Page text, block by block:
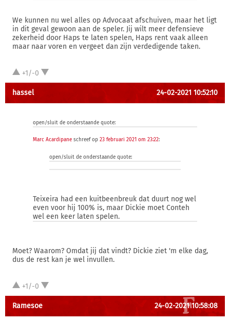
We kunnen nu wel alles op Advocaat afschuiven, maar het ligt
in dit geval gewoon aan de speler. Jij wilt meer defensieve
zekerheid door Haps te laten spelen, Haps rent vaak alleen
maar naar voren en vergeet dan zijn verdedigende taken.
+1/-0
hassel 24-02-2021 10:52:10
open/sluit de onderstaande quote:
Marc Acardipane schreef op 23 februari 2021 om 23:22:
open/sluit de onderstaande quote:
Teixeira had een kuitbeenbreuk dat duurt nog wel
even voor hij 100% is, maar Dickie moet Conteh
wel een keer laten spelen.
Moet? Waarom? Omdat jij dat vindt? Dickie ziet 'm elke dag,
dus de rest kan je wel invullen.
+1/-0
Ramesoe 24-02-2021 10:58:08